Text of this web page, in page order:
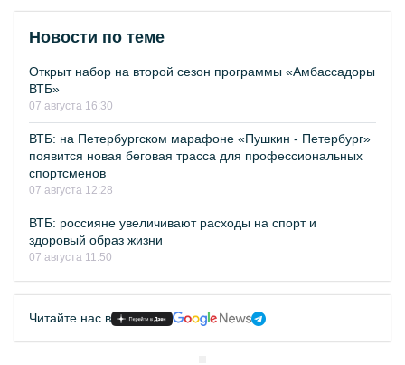
Новости по теме
Открыт набор на второй сезон программы «Амбассадоры
ВТБ»
07 августа 16:30
ВТБ: на Петербургском марафоне «Пушкин - Петербург»
появится новая беговая трасса для профессиональных
спортсменов
07 августа 12:28
ВТБ: россияне увеличивают расходы на спорт и
здоровый образ жизни
07 августа 11:50
Читайте нас в